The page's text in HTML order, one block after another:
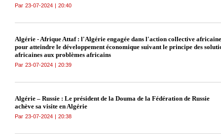
Par 23-07-2024 | 20:40
Algérie - Afrique Attaf : l'Algérie engagée dans l'action collective africaine
pour atteindre le développement économique suivant le principe des
africaines aux problèmes africains
Par 23-07-2024 | 20:39
Algérie – Russie : Le président de la Douma de la Fédération de Russie
achève sa visite en Algérie
Par 23-07-2024 | 20:38